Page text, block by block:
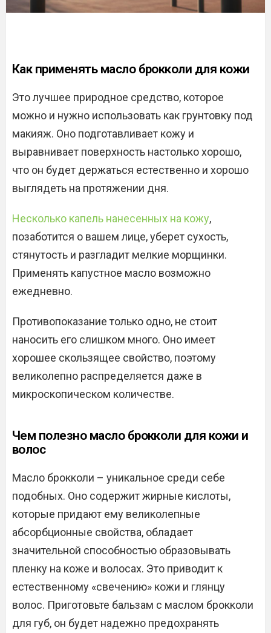
Как применять масло брокколи для кожи
Это лучшее природное средство, которое
можно и нужно использовать как грунтовку под
макияж. Оно подготавливает кожу и
выравнивает поверхность настолько хорошо,
что он будет держаться естественно и хорошо
выглядеть на протяжении дня.
Несколько капель нанесенных на кожу,
позаботится о вашем лице, уберет сухость,
стянутость и разгладит мелкие морщинки.
Применять капустное масло возможно
ежедневно.
Противопоказание только одно, не стоит
наносить его слишком много. Оно имеет
хорошее скользящее свойство, поэтому
великолепно распределяется даже в
микроскопическом количестве.
Чем полезно масло брокколи для кожи и
волос
Масло брокколи – уникальное среди себе
подобных. Оно содержит жирные кислоты,
которые придают ему великолепные
абсорбционные свойства, обладает
значительной способностью образовывать
пленку на коже и волосах. Это приводит к
естественному «свечению» кожи и глянцу
волос. Приготовьте бальзам с маслом брокколи
для губ, он будет надежно предохранять